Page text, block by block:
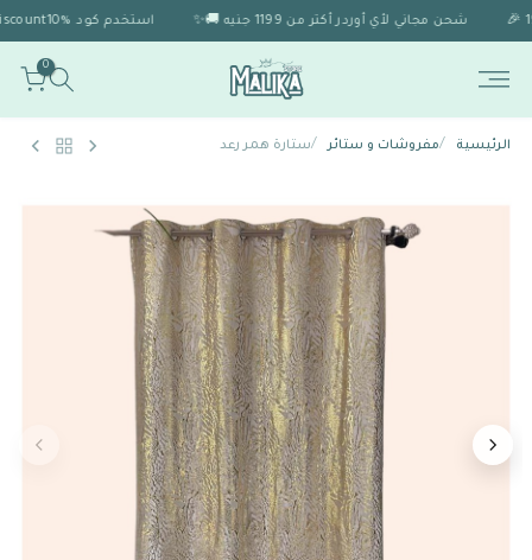
استخدم كود Discount10% 🎁 للحصول على خصم 10% لو الاوردر اكتر من 1999 🎉 شحن مجاني لأي أوردر أكتر من 1199 جنيه 🚚✨
0
الرئيسية /مفروشات و ستائر /ستارة همر رعد